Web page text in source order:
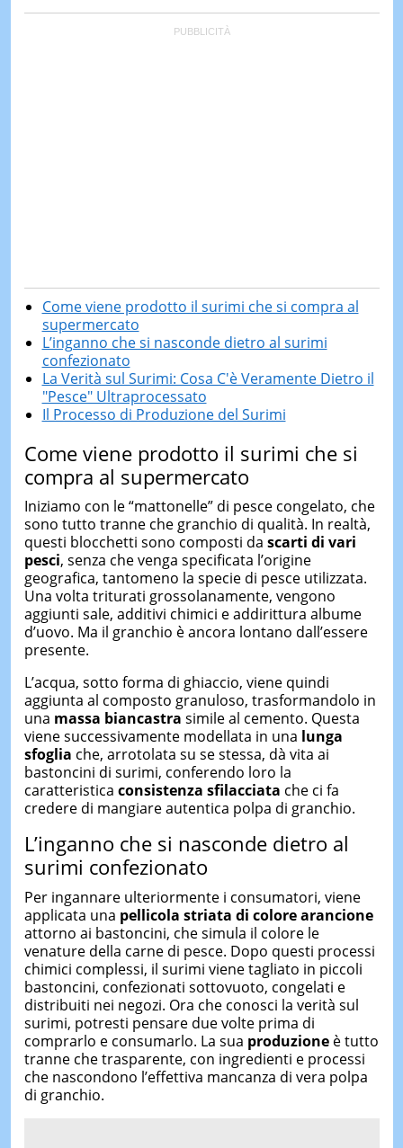
Come viene prodotto il surimi che si compra al
supermercato
L’inganno che si nasconde dietro al surimi
confezionato
La Verità sul Surimi: Cosa C'è Veramente Dietro il
"Pesce" Ultraprocessato
Il Processo di Produzione del Surimi
Come viene prodotto il surimi che si
compra al supermercato
Iniziamo con le “mattonelle” di pesce congelato, che
sono tutto tranne che granchio di qualità. In realtà,
questi blocchetti sono composti da scarti di vari
pesci, senza che venga specificata l’origine
geografica, tantomeno la specie di pesce utilizzata.
Una volta triturati grossolanamente, vengono
aggiunti sale, additivi chimici e addirittura albume
d’uovo. Ma il granchio è ancora lontano dall’essere
presente.
L’acqua, sotto forma di ghiaccio, viene quindi
aggiunta al composto granuloso, trasformandolo in
una massa biancastra simile al cemento. Questa
viene successivamente modellata in una lunga
sfoglia che, arrotolata su se stessa, dà vita ai
bastoncini di surimi, conferendo loro la
caratteristica consistenza sfilacciata che ci fa
credere di mangiare autentica polpa di granchio.
L’inganno che si nasconde dietro al
surimi confezionato
Per ingannare ulteriormente i consumatori, viene
applicata una pellicola striata di colore arancione
attorno ai bastoncini, che simula il colore le
venature della carne di pesce. Dopo questi processi
chimici complessi, il surimi viene tagliato in piccoli
bastoncini, confezionati sottovuoto, congelati e
distribuiti nei negozi. Ora che conosci la verità sul
surimi, potresti pensare due volte prima di
comprarlo e consumarlo. La sua produzioneè tutto
tranne che trasparente, con ingredienti e processi
che nascondono l’effettiva mancanza di vera polpa
di granchio.